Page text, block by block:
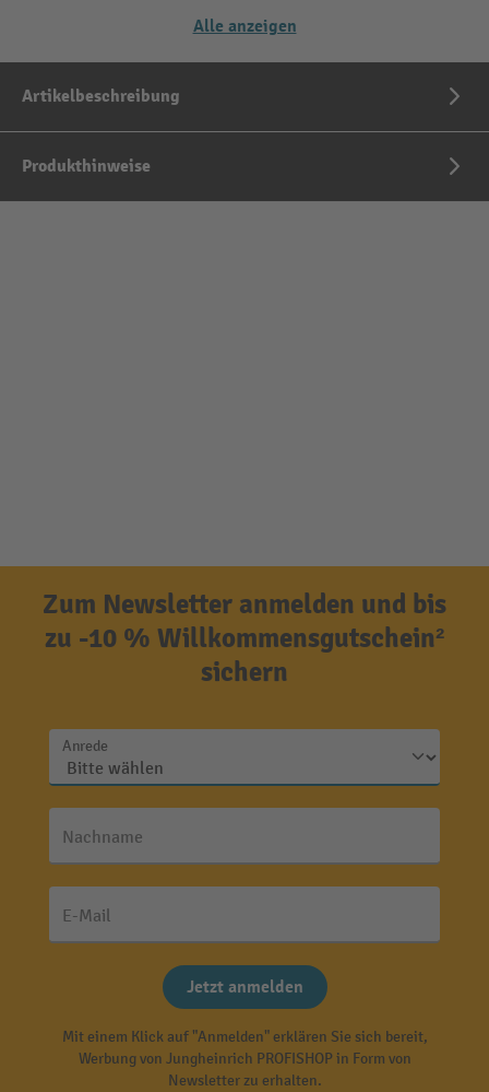
Alle anzeigen
Artikelbeschreibung
Produkthinweise
Zum Newsletter anmelden und bis
zu -10 % Willkommensgutschein²
sichern
Anrede
Nachname
E-Mail
Jetzt anmelden
Mit einem Klick auf "Anmelden" erklären Sie sich bereit,
Werbung von Jungheinrich PROFISHOP in Form von
Newsletter zu erhalten.